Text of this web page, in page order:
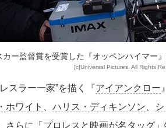
カー監督賞を受賞した『オッペンハイマー
[c]Universal Pictures. All Rights
スラー一家”を描く『アイアンクロー
ホワイト
ハリス・ディキンソン
さらに「プロレスと映画が名タッグ